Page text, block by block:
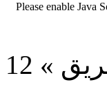
Please enable Java